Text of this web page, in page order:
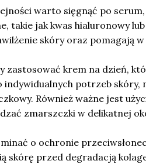
warto sięgnąć po
takie jak kwas hialuronowy
skóry oraz pomagają
zastosować krem na dzień,
indywidualnych potrzeb skóry,
Również ważne jest
zmarszczki w delikatnej
o ochronie
skórę przed degradacją